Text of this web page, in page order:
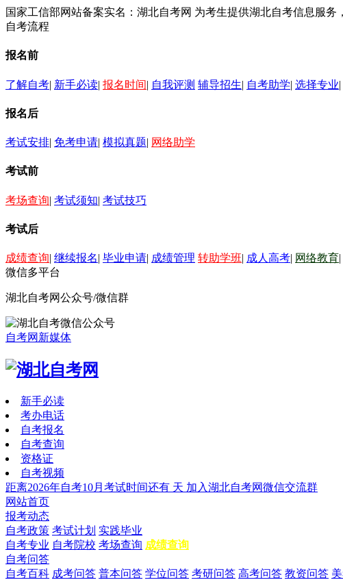
国家工信部网站备案实名：湖北自考网 为考生提供湖北自考信息服务
自考流程
报名前
了解自考| 新手必读| 报名时间| 自我评测 辅导招生| 自考助学| 选择专业|
报名后
考试安排| 免考申请| 模拟真题| 网络助学
考试前
考场查询| 考试须知| 考试技巧
考试后
成绩查询| 继续报名| 毕业申请| 成绩管理 转助学班| 成人高考| 网络教育|
微信多平台
湖北自考网公众号/微信群
自考网新媒体
新手必读
考办电话
自考报名
自考查询
资格证
自考视频
距离2026年自考10月考试时间还有 天 加入湖北自考网微信交流群
网站首页
报考动态
自考政策 考试计划 实践毕业
自考专业 自考院校 考场查询 成绩查询
自考问答
自考百科 成考问答 普本问答 学位问答 考研问答 高考问答 教资问答